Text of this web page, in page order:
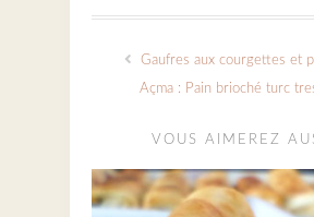
Gaufres aux courgettes et
Açma : Pain brioché turc
VOUS AIMEREZ